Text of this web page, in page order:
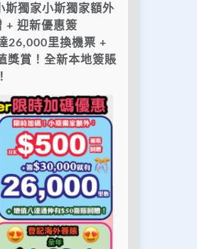
斯獨家小斯獨家額外
+ 迎新優惠簽
26,000里換機票 +
獎賞！全新本地簽賬